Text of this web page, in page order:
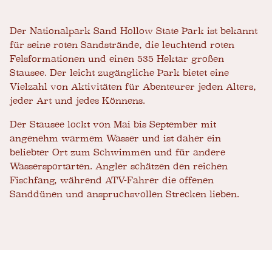
Der Nationalpark Sand Hollow State Park ist bekannt
für seine roten Sandstrände, die leuchtend roten
Felsformationen und einen 535 Hektar großen
Stausee. Der leicht zugängliche Park bietet eine
Vielzahl von Aktivitäten für Abenteurer jeden Alters,
jeder Art und jedes Könnens.
Der Stausee lockt von Mai bis September mit
angenehm warmem Wasser und ist daher ein
beliebter Ort zum Schwimmen und für andere
Wassersportarten. Angler schätzen den reichen
Fischfang, während ATV-Fahrer die offenen
Sanddünen und anspruchsvollen Strecken lieben.